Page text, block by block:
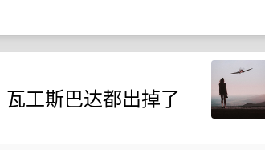
工斯巴达都出掉了